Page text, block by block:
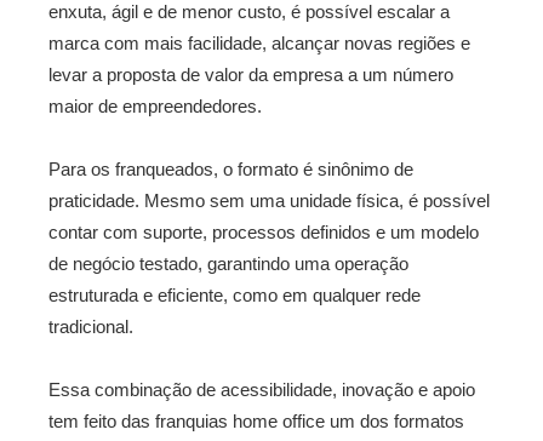
enxuta, ágil e de menor custo, é possível escalar a
marca com mais facilidade, alcançar novas regiões e
levar a proposta de valor da empresa a um número
maior de empreendedores.
Para os franqueados, o formato é sinônimo de
praticidade. Mesmo sem uma unidade física, é possível
contar com suporte, processos definidos e um modelo
de negócio testado, garantindo uma operação
estruturada e eficiente, como em qualquer rede
tradicional.
Essa combinação de acessibilidade, inovação e apoio
tem feito das franquias home office um dos formatos